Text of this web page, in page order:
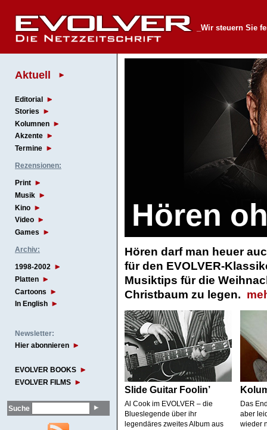
_Wir steuern Sie
Aktuell
Editorial
Stories
Kolumnen
Akzente
Termine
Rezensionen:
Print
Musik
Kino
Video
Games
Archiv:
1998-2002
Platten
Cartoons
In English
Newsletter:
Hier abonnieren
EVOLVER BOOKS
EVOLVER FILMS
Suche
Hören
Hören darf man heuer
für den EVOLVER-
Musiktips für die
Christbaum zu legen.
Slide Guitar Foolin’
Al Cook im EVOLVER – die
Blueslegende über ihr
legendäres zweites Album aus
Das
aber
wieder